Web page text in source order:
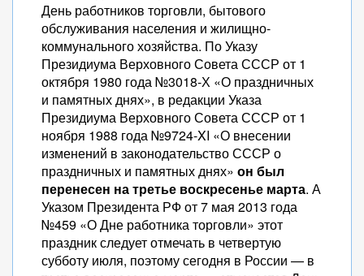
День работников торговли, бытового
обслуживания населения и жилищно-
коммунального хозяйства. По Указу
Президиума Верховного Совета СССР от 1
октября 1980 года №3018-Х «О праздничных
и памятных днях», в редакции Указа
Президиума Верховного Совета СССР от 1
ноября 1988 года №9724-XI «О внесении
изменений в законодательство СССР о
праздничных и памятных днях» он был
перенесен на третье воскресенье марта. А
Указом Президента РФ от 7 мая 2013 года
№459 «О Дне работника торговли» этот
праздник следует отмечать в четвертую
субботу июля, поэтому сегодня в России — в